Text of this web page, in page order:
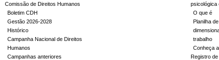
Comissão de Direitos Humanos
Boletim CDH
Gestão 2026-2028
Histórico
Campanha Nacional de Direitos
Humanos
Campanhas anteriores
psicológica
O que é
Planilha
trabalho
Conheça
Registro